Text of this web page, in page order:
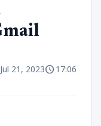
Jul 21, 2023schedule17:06